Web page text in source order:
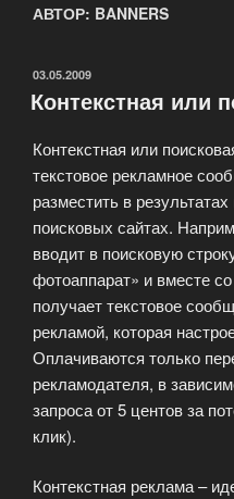
АВТОР: BANNERS
ОПУБЛИКОВАНО
03.05.2009
Контекстная или
Контекстная или
текстовое рекламное
разместить в
поисковых сайтах.
вводит в поисковую
фотоаппарат» и вместе
получает текстовое
рекламой, которая
Оплачиваются только
рекламодателя, в
запроса от 5 центов за
клик).
Контекстная реклама –